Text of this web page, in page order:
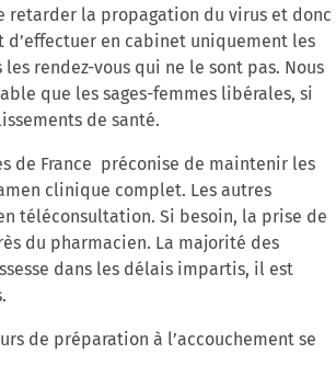
retarder la propagation du virus et donc
en cabinet uniquement les
rendez-vous qui ne le sont pas. Nous
que les sages-femmes libérales, si
de santé.
de France préconise de maintenir les
clinique complet. Les autres
téléconsultation. Si besoin, la prise de
du pharmacien. La majorité des
dans les délais impartis, il est
de préparation à l’accouchement se